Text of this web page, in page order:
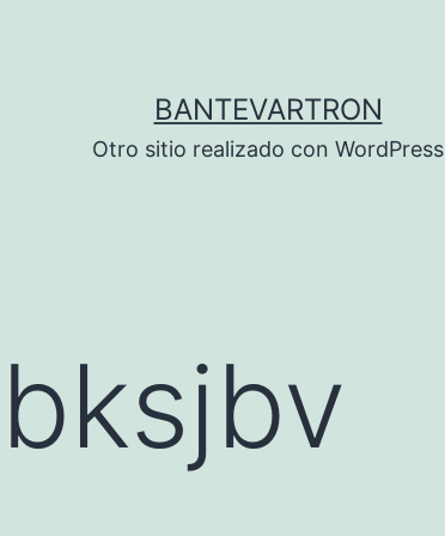
BANTEVARTRON
Otro sitio realizado con WordPress